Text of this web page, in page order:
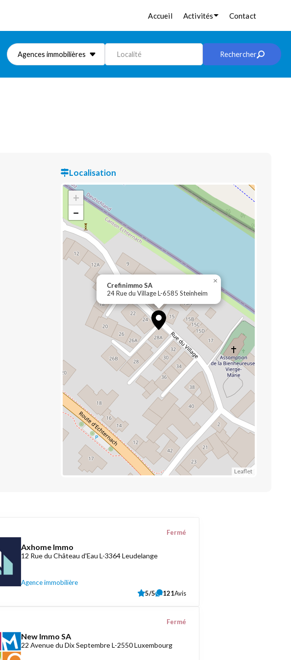
Accueil Activités Contact
Agences immobilières Localité Rechercher
Localisation
Crefinimmo SA
24 Rue du Village L-6585 Steinheim
×
+
−
Leaflet
Axhome Immo
12 Rue du Château d'Eau L-3364 Leudelange
Agence immobilière
Fermé
5/5 121Avis
New Immo SA
22 Avenue du Dix Septembre L-2550 Luxembourg
Fermé